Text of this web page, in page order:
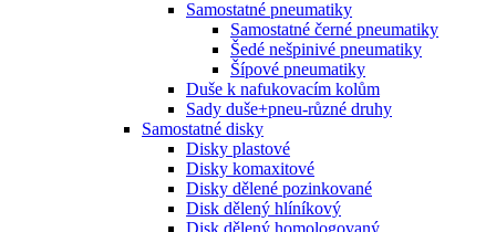
Samostatné pneumatiky
Samostatné černé pneumatiky
Šedé nešpinivé pneumatiky
Šípové pneumatiky
Duše k nafukovacím kolům
Sady duše+pneu-různé druhy
Samostatné disky
Disky plastové
Disky komaxitové
Disky dělené pozinkované
Disk dělený hlíníkový
Disk dělený homologovaný